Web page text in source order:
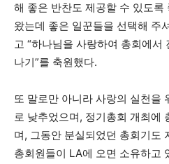
해 좋은 반찬도 제공할 수 있도록
왔는데 좋은 일꾼들을 선택해 주
고 “하나님을 사랑하여 총회에서
나기”를 축원했다.
또 말로만 아니라 사랑의 실천을
로 낮추었으며, 정기총회 개최에
며, 그동안 분실되었던 총회기도
총회원들이 LA에 오면 소유하고